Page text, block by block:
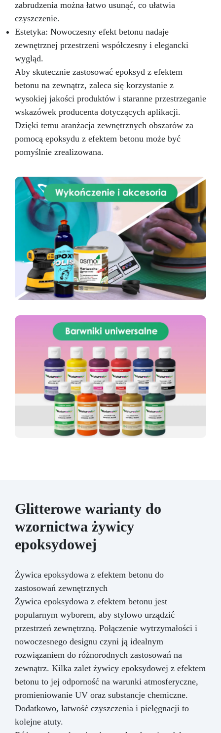
zabrudzenia można łatwo usunąć, co ułatwia
czyszczenie.
Estetyka: Nowoczesny efekt betonu nadaje
zewnętrznej przestrzeni współczesny i elegancki
wygląd.
Aby skutecznie zastosować epoksyd z efektem
betonu na zewnątrz, zaleca się korzystanie z
wysokiej jakości produktów i staranne przestrzeganie
wskazówek producenta dotyczących aplikacji.
Dzięki temu aranżacja zewnętrznych obszarów za
pomocą epoksydu z efektem betonu może być
pomyślnie zrealizowana.
Glitterowe warianty do
wzornictwa żywicy
epoksydowej
Żywica epoksydowa z efektem betonu do
zastosowań zewnętrznych
Żywica epoksydowa z efektem betonu jest
popularnym wyborem, aby stylowo urządzić
przestrzeń zewnętrzną. Połączenie wytrzymałości i
nowoczesnego designu czyni ją idealnym
rozwiązaniem do różnorodnych zastosowań na
zewnątrz. Kilka zalet żywicy epoksydowej z efektem
betonu to jej odporność na warunki atmosferyczne,
promieniowanie UV oraz substancje chemiczne.
Dodatkowo, łatwość czyszczenia i pielęgnacji to
kolejne atuty.